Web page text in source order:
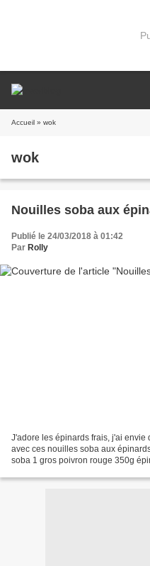
Accueil » wok
wok
Nouilles soba aux
Publié le 24/03/2018 à 01:42
Par Rolly
J'adore les épinards frais, j'ai envie
avec ces nouilles soba aux
soba 1 gros poivron rouge 350g